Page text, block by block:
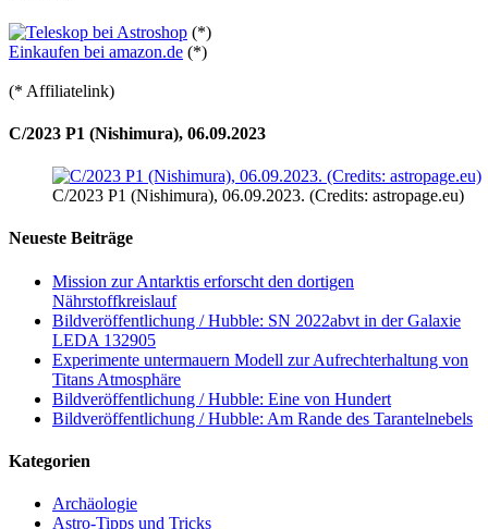
(*)
Einkaufen bei amazon.de (*)
(* Affiliatelink)
C/2023 P1 (Nishimura), 06.09.2023
C/2023 P1 (Nishimura), 06.09.2023. (Credits: astropage.eu)
Neueste Beiträge
Mission zur Antarktis erforscht den dortigen
Nährstoffkreislauf
Bildveröffentlichung / Hubble: SN 2022abvt in der Galaxie
LEDA 132905
Experimente untermauern Modell zur Aufrechterhaltung von
Titans Atmosphäre
Bildveröffentlichung / Hubble: Eine von Hundert
Bildveröffentlichung / Hubble: Am Rande des Tarantelnebels
Kategorien
Archäologie
Astro-Tipps und Tricks